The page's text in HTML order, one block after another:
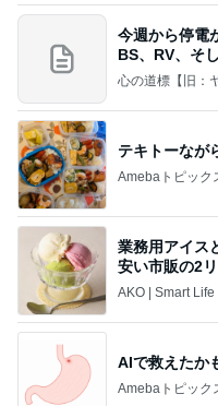
今週から停電
BS、RV、そ
心の道標【旧：
テキトーなが
Amebaトピック
業務用アイス
安い市販の2
トレ
AKO | Smart Life
AIで救えたか
Amebaトピック